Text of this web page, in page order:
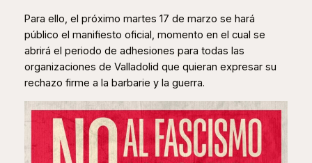
Para ello, el próximo martes 17 de marzo se hará
público el manifiesto oficial, momento en el cual se
abrirá el periodo de adhesiones para todas las
organizaciones de Valladolid que quieran expresar su
rechazo firme a la barbarie y la guerra.